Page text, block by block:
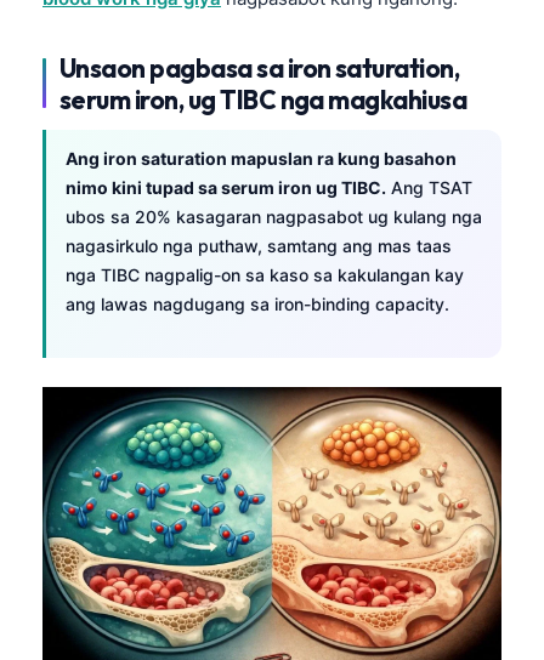
Unsaon pagbasa sa iron saturation,
serum iron, ug TIBC nga magkahiusa
Ang iron saturation mapuslan ra kung basahon
nimo kini tupad sa serum iron ug TIBC. Ang TSAT
ubos sa 20% kasagaran nagpasabot ug kulang nga
nagasirkulo nga puthaw, samtang ang mas taas
nga TIBC nagpalig-on sa kaso sa kakulangan kay
ang lawas nagdugang sa iron-binding capacity.